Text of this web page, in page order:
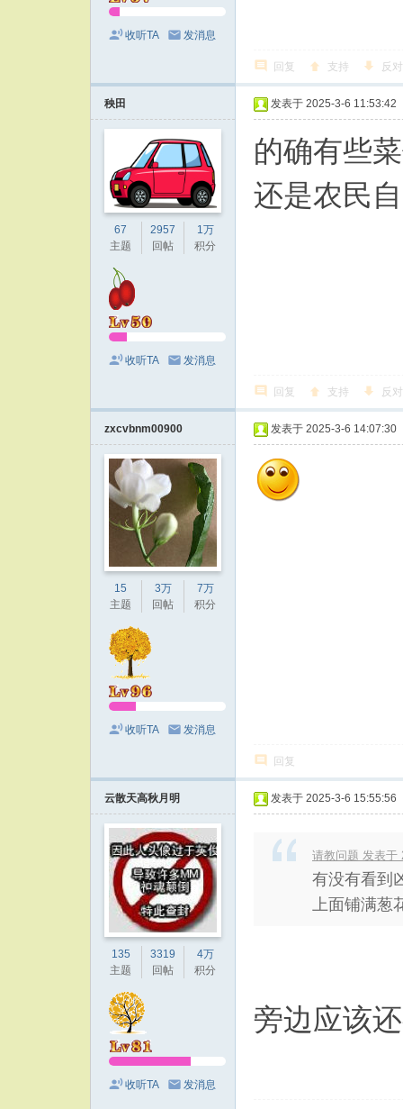
收听TA 发消息
回复 支持 反对
秧田
67
主题
2957
回帖
1万
积分
收听TA 发消息
发表于 2025-3-6 11:53:42
的确有些
还是农民
回复 支持 反对
zxcvbnm00900
15
主题
3万
回帖
7万
积分
收听TA 发消息
发表于 2025-3-6 14:07:30
回复
云散天高秋月明
135
主题
3319
回帖
4万
积分
收听TA 发消息
发表于 2025-3-6 15:55:56
请教问题 发表于
有没有看到
上面铺满葱
旁边应该